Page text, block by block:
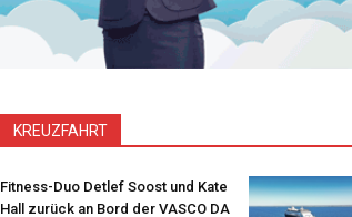
KREUZFAHRT
Fitness-Duo Detlef Soost und Kate
Hall zurück an Bord der VASCO DA